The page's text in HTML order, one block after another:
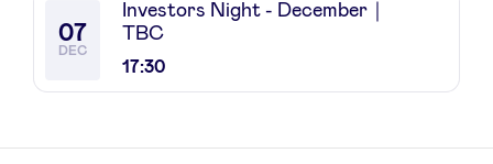
07
DEC
17:30
Investors Night - December｜
TBC